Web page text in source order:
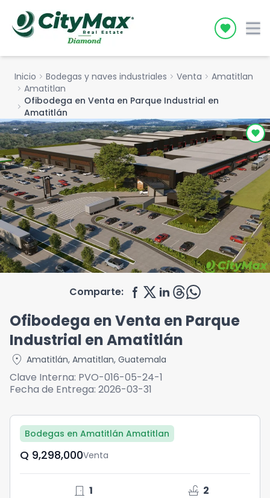
Icon
Inicio chevron_right Bodegas y naves industriales chevron_right Venta chevron_right Amatitlan
chevron_right Amatitlan
chevron_right Ofibodega en Venta en Parque Industrial en
Amatitlán
Comparte:
Ofibodega en Venta en Parque
Industrial en Amatitlán
location_on Amatitlán, Amatitlan, Guatemala
Clave Interna: PVO-016-05-24-1
Fecha de Entrega: 2026-03-31
Bodegas en Amatitlán Amatitlan
Q	9,298,000Venta
door_front 1 faucet 2